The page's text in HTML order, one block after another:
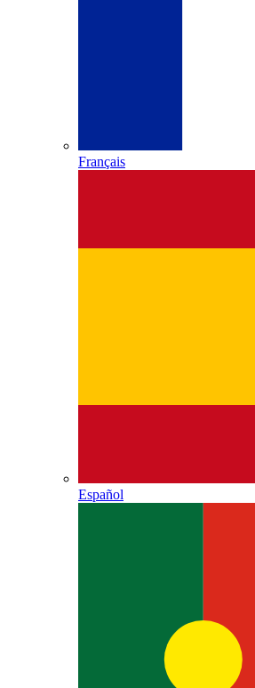
Français
Español